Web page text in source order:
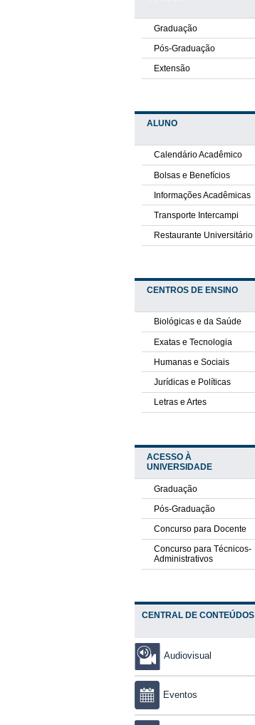
Graduação
Pós-Graduação
Extensão
ALUNO
Calendário Acadêmico
Bolsas e Benefícios
Informações Acadêmicas
Transporte Intercampi
Restaurante Universitário
CENTROS DE ENSINO
Biológicas e da Saúde
Exatas e Tecnologia
Humanas e Sociais
Jurídicas e Políticas
Letras e Artes
ACESSO À
UNIVERSIDADE
Graduação
Pós-Graduação
Concurso para Docente
Concurso para Técnicos-
Administrativos
CENTRAL DE CONTEÚDOS
Audiovisual
Eventos